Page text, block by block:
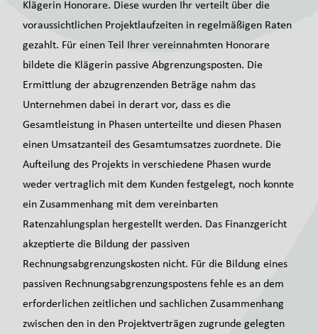
Klägerin Honorare. Diese wurden Ihr verteilt über die
voraussichtlichen Projektlaufzeiten in regelmäßigen Raten
gezahlt. Für einen Teil Ihrer vereinnahmten Honorare
bildete die Klägerin passive Abgrenzungsposten. Die
Ermittlung der abzugrenzenden Beträge nahm das
Unternehmen dabei in derart vor, dass es die
Gesamtleistung in Phasen unterteilte und diesen Phasen
einen Umsatzanteil des Gesamtumsatzes zuordnete. Die
Aufteilung des Projekts in verschiedene Phasen wurde
weder vertraglich mit dem Kunden festgelegt, noch konnte
ein Zusammenhang mit dem vereinbarten
Ratenzahlungsplan hergestellt werden. Das Finanzgericht
akzeptierte die Bildung der passiven
Rechnungsabgrenzungskosten nicht. Für die Bildung eines
passiven Rechnungsabgrenzungspostens fehle es an dem
erforderlichen zeitlichen und sachlichen Zusammenhang
zwischen den in den Projektverträgen zugrunde gelegten